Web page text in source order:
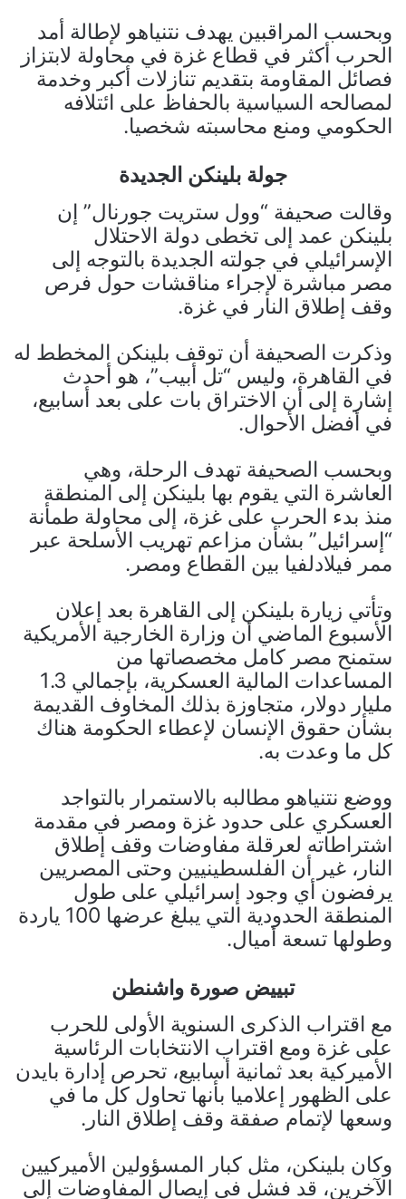
وبحسب المراقبين يهدف نتنياهو لإطالة أمد
الحرب أكثر في قطاع غزة في محاولة لابتزاز
فصائل المقاومة بتقديم تنازلات أكبر وخدمة
لمصالحه السياسية بالحفاظ على ائتلافه
الحكومي ومنع محاسبته شخصيا.
جولة بلينكن الجديدة
وقالت صحيفة “وول ستريت جورنال” إن
بلينكن عمد إلى تخطى دولة الاحتلال
الإسرائيلي في جولته الجديدة بالتوجه إلى
مصر مباشرة لإجراء مناقشات حول فرص
وقف إطلاق النار في غزة.
وذكرت الصحيفة أن توقف بلينكن المخطط له
في القاهرة، وليس “تل أبيب”، هو أحدث
إشارة إلى أن الاختراق بات على بعد أسابيع،
في أفضل الأحوال.
وبحسب الصحيفة تهدف الرحلة، وهي
العاشرة التي يقوم بها بلينكن إلى المنطقة
منذ بدء الحرب على غزة، إلى محاولة طمأنة
“إسرائيل” بشأن مزاعم تهريب الأسلحة عبر
ممر فيلادلفيا بين القطاع ومصر.
وتأتي زيارة بلينكن إلى القاهرة بعد إعلان
الأسبوع الماضي أن وزارة الخارجية الأمريكية
ستمنح مصر كامل مخصصاتها من
المساعدات المالية العسكرية، بإجمالي 1.3
مليار دولار، متجاوزة بذلك المخاوف القديمة
بشأن حقوق الإنسان لإعطاء الحكومة هناك
كل ما وعدت به.
ووضع نتنياهو مطالبه بالاستمرار بالتواجد
العسكري على حدود غزة ومصر في مقدمة
اشتراطاته لعرقلة مفاوضات وقف إطلاق
النار، غير أن الفلسطينيين وحتى المصريين
يرفضون أي وجود إسرائيلي على طول
المنطقة الحدودية التي يبلغ عرضها 100 ياردة
وطولها تسعة أميال.
تبييض صورة واشنطن
مع اقتراب الذكرى السنوية الأولى للحرب
على غزة ومع اقتراب الانتخابات الرئاسية
الأميركية بعد ثمانية أسابيع، تحرص إدارة بايدن
على الظهور إعلاميا بأنها تحاول كل ما في
وسعها لإتمام صفقة وقف إطلاق النار.
وكان بلينكن، مثل كبار المسؤولين الأميركيين
الآخرين، قد فشل في إيصال المفاوضات إلى